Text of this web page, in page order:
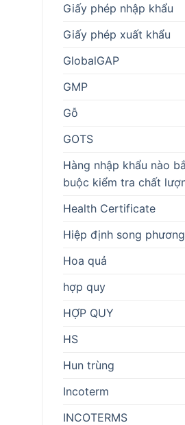
Giấy phép nhập khẩu
Giấy phép xuất khẩu
GlobalGAP
GMP
Gỗ
GOTS
Hàng nhập khẩu nào
buộc kiểm tra chất
Health Certificate
Hiệp định song phương
Hoa quả
hợp quy
HỢP QUY
HS
Hun trùng
Incoterm
INCOTERMS